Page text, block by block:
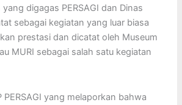
digagas PERSAGI dan Dinas
sebagai kegiatan yang luar biasa
prestasi dan dicatat oleh Museum
MURI sebagai salah satu kegiatan
PERSAGI yang melaporkan bahwa